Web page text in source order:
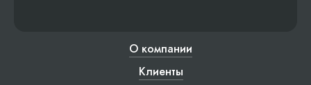
О компании
Клиенты